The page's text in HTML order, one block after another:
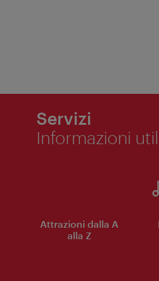
Servizi
Informazioni
Attrazioni dalla A
alla Z